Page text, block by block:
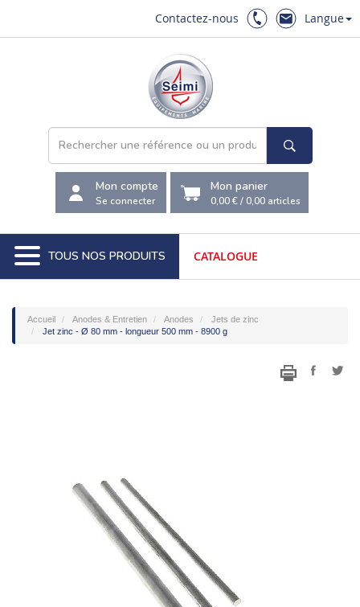
Contactez-nous Langue
Mon compte
Se connecter
Mon panier
0,00 €/0,00 articles
TOUS NOS PRODUITS CATALOGUE
Accueil Anodes & Entretien Anodes
Jets de zinc
Jet zinc - Ø 80 mm - longueur 500 mm - 8900 g